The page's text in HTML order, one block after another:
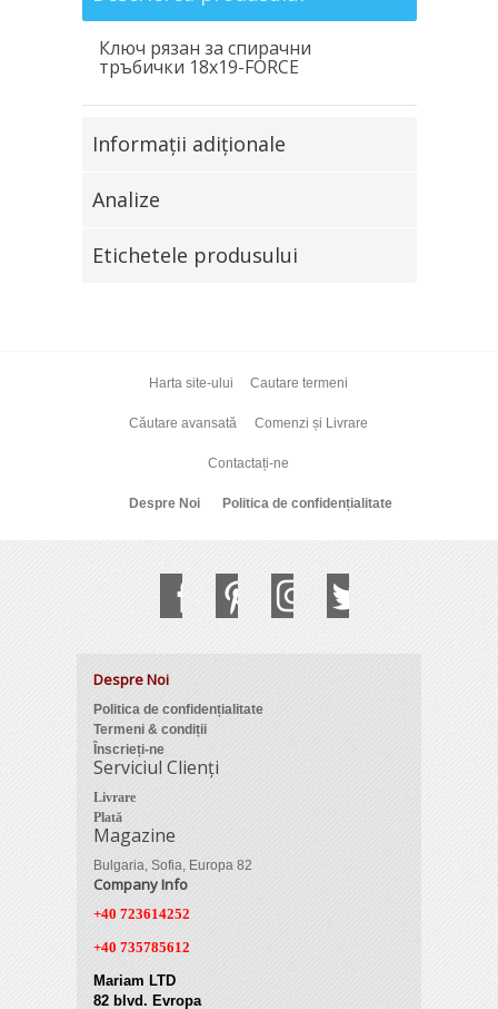
Ключ рязан за спирачни
тръбички 18х19-FORCE
Informaţii adiţionale
Analize
Etichetele produsului
Harta site-ului Cautare termeni
Căutare avansată Comenzi și Livrare
Contactați-ne
Despre Noi Politica de confidențialitate
Despre Noi
Politica de confidențialitate
Termeni & condiții
Înscrieți-ne
Serviciul Clienți
Livrare
Plată
Magazine
Bulgaria, Sofia, Europa 82
Company Info
+40 723614252
+40 735785612
Mariam LTD
82 blvd. Evropa